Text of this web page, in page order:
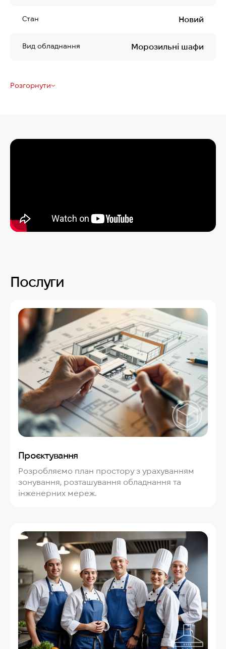
Стан Новий
Вид обладнання Морозильні шафи
Розгорнути
Послуги
Проєктування
Розробляємо план простору з урахуванням
зонування, розташування обладнання та
інженерних мереж.